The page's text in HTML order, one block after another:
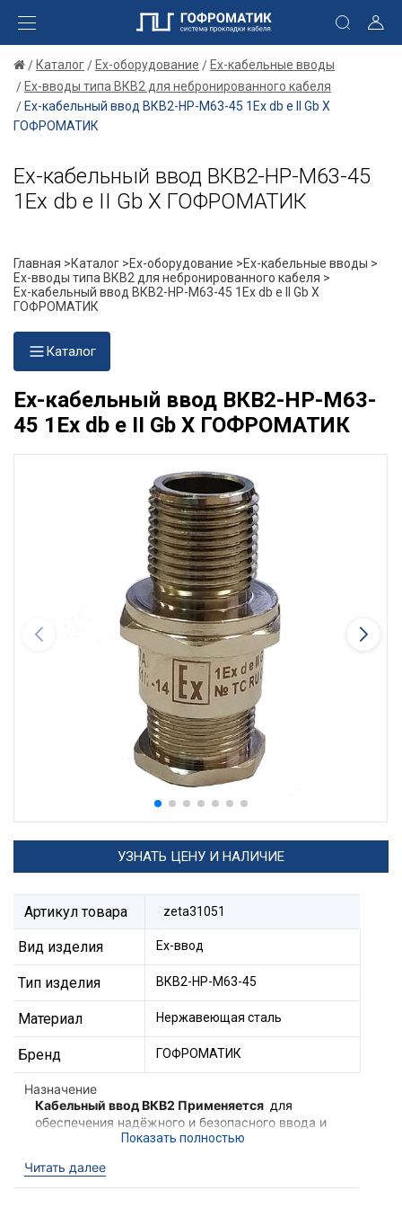
Каталог Ex-оборудование
Ex-кабельные вводы
Ex-вводы типа ВКВ2 для небронированного кабеля
Ех-кабельный ввод ВКВ2-НР-М63-45 1Ex db e II Gb X
ГОФРОМАТИК
Ех-кабельный ввод ВКВ2-НР-М63-45
1Ex db e II Gb X ГОФРОМАТИК
Главная >Каталог >Ex-оборудование >Ex-кабельные вводы >
Ex-вводы типа ВКВ2 для небронированного кабеля >
Ех-кабельный ввод ВКВ2-НР-М63-45 1Ex db e II Gb X
ГОФРОМАТИК
Каталог
Ех-кабельный ввод ВКВ2-НР-М63-
45 1Ex db e II Gb X ГОФРОМАТИК
УЗНАТЬ ЦЕНУ И НАЛИЧИЕ
Артикул товара zeta31051
Вид изделия Ех-ввод
Тип изделия ВКВ2-НР-М63-45
Материал Нержавеющая сталь
Бренд ГОФРОМАТИК
Назначение
Кабельный ввод ВКВ2 Применяется для
обеспечения надёжного и безопасного ввода и
небронированного кабеля
электрооборудования II группы в местах
(кроме подземных выработок шахт и их
Читать далее